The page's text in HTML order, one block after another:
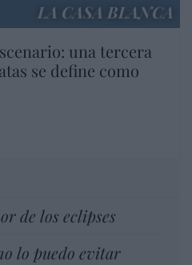
LA CASA BLANCA
una tercera
se define como
de los eclipses
lo puedo evitar